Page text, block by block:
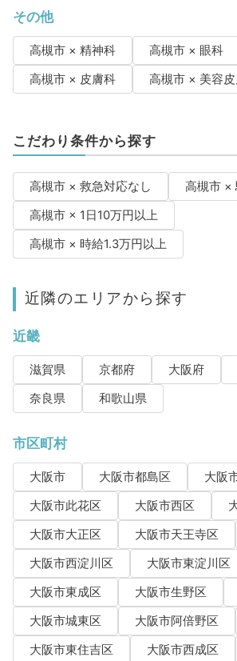
その他
高槻市 × 精神科
高槻市 × 眼科
高槻市 × 皮膚科
高槻市 × 美容
こだわり条件から探す
高槻市 × 救急対応なし
高槻市 ×
高槻市 × 1日10万円以上
高槻市 × 時給1.3万円以上
近隣のエリアから探す
近畿
滋賀県 京都府 大阪府
奈良県
和歌山県
市区町村
大阪市 大阪市都島区
大阪
大阪市此花区
大阪市西区
大阪市大正区
大阪市天王寺区
大阪市西淀川区
大阪市東淀川区
大阪市東成区
大阪市生野区
大阪市城東区
大阪市阿倍野区
大阪市東住吉区
大阪市西成区